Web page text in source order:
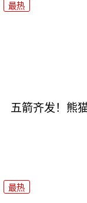
最热
五箭齐发！熊
最热